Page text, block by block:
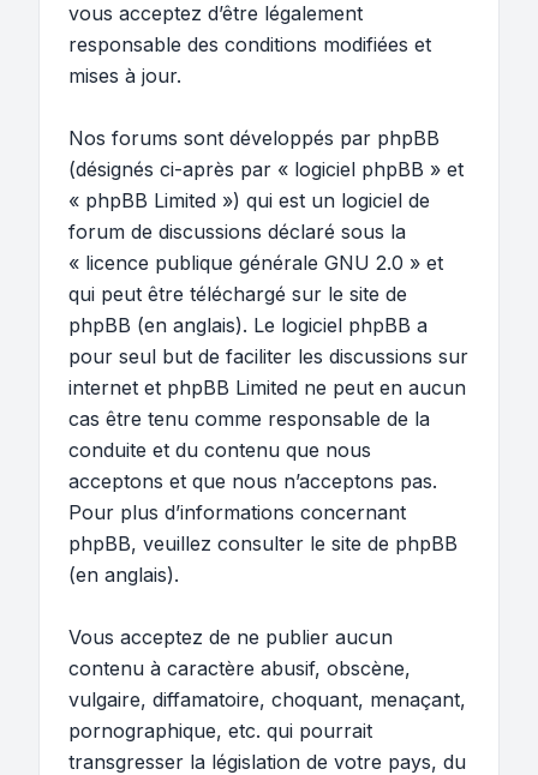
vous acceptez d’être légalement
responsable des conditions modifiées et
mises à jour.
Nos forums sont développés par phpBB
(désignés ci-après par « logiciel phpBB » et
« phpBB Limited ») qui est un logiciel de
forum de discussions déclaré sous la
« licence publique générale GNU 2.0 » et
qui peut être téléchargé sur le site de
phpBB (en anglais). Le logiciel phpBB a
pour seul but de faciliter les discussions sur
internet et phpBB Limited ne peut en aucun
cas être tenu comme responsable de la
conduite et du contenu que nous
acceptons et que nous n’acceptons pas.
Pour plus d’informations concernant
phpBB, veuillez consulter le site de phpBB
(en anglais).
Vous acceptez de ne publier aucun
contenu à caractère abusif, obscène,
vulgaire, diffamatoire, choquant, menaçant,
pornographique, etc. qui pourrait
transgresser la législation de votre pays, du